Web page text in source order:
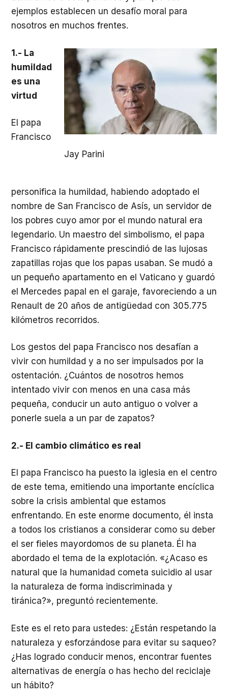
ejemplos establecen un desafío moral para
nosotros en muchos frentes.
Jay Parini
1.- La
humildad
es una
virtud
El papa
Francisco
personifica la humildad, habiendo adoptado el
nombre de San Francisco de Asís, un servidor de
los pobres cuyo amor por el mundo natural era
legendario. Un maestro del simbolismo, el papa
Francisco rápidamente prescindió de las lujosas
zapatillas rojas que los papas usaban. Se mudó a
un pequeño apartamento en el Vaticano y guardó
el Mercedes papal en el garaje, favoreciendo a un
Renault de 20 años de antigüedad con 305.775
kilómetros recorridos.
Los gestos del papa Francisco nos desafían a
vivir con humildad y a no ser impulsados por la
ostentación. ¿Cuántos de nosotros hemos
intentado vivir con menos en una casa más
pequeña, conducir un auto antiguo o volver a
ponerle suela a un par de zapatos?
2.- El cambio climático es real
El papa Francisco ha puesto la iglesia en el centro
de este tema, emitiendo una importante encíclica
sobre la crisis ambiental que estamos
enfrentando. En este enorme documento, él insta
a todos los cristianos a considerar como su deber
el ser fieles mayordomos de su planeta. Él ha
abordado el tema de la explotación. «¿Acaso es
natural que la humanidad cometa suicidio al usar
la naturaleza de forma indiscriminada y
tiránica?», preguntó recientemente.
Este es el reto para ustedes: ¿Están respetando la
naturaleza y esforzándose para evitar su saqueo?
¿Has logrado conducir menos, encontrar fuentes
alternativas de energía o has hecho del reciclaje
un hábito?